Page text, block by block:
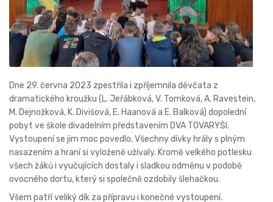
Dne 29. června 2023 zpestřila i zpříjemnila děvčata z
dramatického kroužku (L. Jeřábková, V. Tomková, A. Ravestein,
M. Dejnožková, K. Divišová, E. Haanová a E. Balková) dopolední
pobyt ve škole divadelním představením DVA TOVARYŠI.
Vystoupení se jim moc povedlo. Všechny dívky hrály s plným
nasazením a hraní si vyloženě užívaly. Kromě velkého potlesku
všech žáků i vyučujících dostaly i sladkou odměnu v podobě
ovocného dortu, který si společně ozdobily šlehačkou.
Všem patří veliký dík za přípravu i konečné vystoupení.